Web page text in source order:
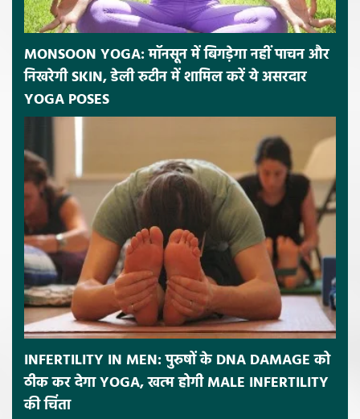
MONSOON YOGA: मॉनसून में बिगड़ेगा नहीं पाचन और
निखरेगी SKIN, डेली रुटीन में शामिल करें ये असरदार
YOGA POSES
INFERTILITY IN MEN: पुरुषों के DNA DAMAGE को
ठीक कर देगा YOGA, खत्म होगी MALE INFERTILITY
की चिंता